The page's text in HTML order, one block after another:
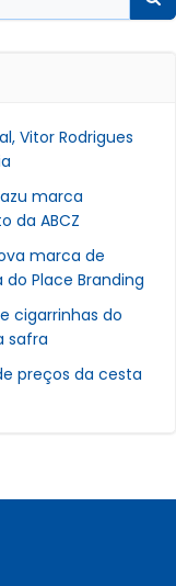
Vitor Rodrigues
marca
da ABCZ
marca de
Place Branding
cigarrinhas do
safra
preços da cesta